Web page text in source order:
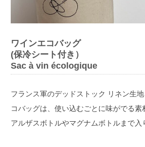
ワインエコバッグ
(保冷シート付き）
Sac à vin écologique
フランス軍のデッドストック リネン生
コバッグは、使い込むごとに味がでる素
アルザスボトルやマグナムボトルまで入